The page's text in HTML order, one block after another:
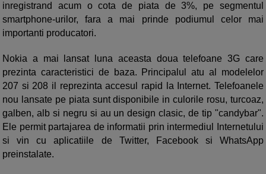
inregistrand acum o cota de piata de 3%, pe segmentul
smartphone-urilor, fara a mai prinde podiumul celor mai
importanti producatori.
Nokia a mai lansat luna aceasta doua telefoane 3G care
prezinta caracteristici de baza. Principalul atu al modelelor
207 si 208 il reprezinta accesul rapid la Internet. Telefoanele
nou lansate pe piata sunt disponibile in culorile rosu, turcoaz,
galben, alb si negru si au un design clasic, de tip "candybar".
Ele permit partajarea de informatii prin intermediul Internetului
si vin cu aplicatiile de Twitter, Facebook si WhatsApp
preinstalate.